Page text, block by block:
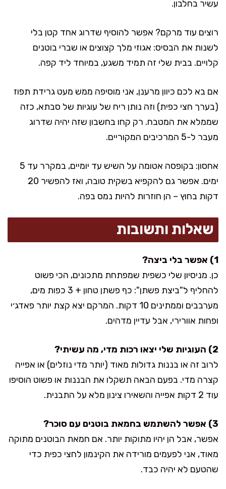
עשיר בחלבון.
רוצים עוד מרקם? אפשר להוסיף שדרוג אחד קטן בלי
לשנות את הבסיס: אגוזי מלך קצוצים או שברי בוטנים
קלויים. בבית שלי זה תמיד משגע, במיוחד ליד קפה.
אם בא לכם כיוון מרענן, אני מוסיפה ממש מעט גרידת תפוז
(בערך חצי כפית) וזה נותן ריח של עוגיות של סבתא, כזה
שממלא את המטבח. רק קחו בחשבון שזה יהיה שדרוג
מעבר ל-5 המרכיבים המקוריים.
אחסון: בקופסה אטומה על השיש עד יומיים, במקרר עד 5
ימים. אפשר גם להקפיא בשקית טובה, ואז להפשיר 20
דקות בחוץ – הן חוזרות להיות נמס בפה.
שאלות ותשובות
1) אפשר בלי ביצה?
כן. מניסיון שלי כשפית שמפתחת מתכונים, הכי פשוט
להחליף ל"ביצת פשתן": כף פשתן טחון + 3 כפות מים,
מערבבים וממתינים 10 דקות. המרקם יצא קצת יותר פאדג׳י
ופחות אוורירי, אבל עדיין מדהים.
2) העוגיות שלי יצאו רכות מדי, מה עשיתי?
לרוב זה או בננות גדולות מאוד (יותר מדי נוזלים) או אפייה
קצרה מדי. בפעם הבאה תשקלו את הבננות או פשוט הוסיפו
עוד 2 דקות אפייה והשאירו צינון מלא על התבנית.
3) אפשר להשתמש בחמאת בוטנים עם סוכר?
אפשר, אבל הן יהיו מתוקות יותר. אם חמאת הבוטנים מתוקה
מאוד, אני לפעמים מורידה את הקינמון לחצי כפית כדי
שהטעם לא יהיה כבד.